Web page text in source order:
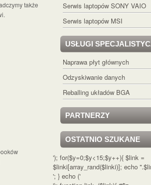
także
Serwis laptopów SONY VAIO
Serwis laptopów MSI
USŁUGI
Naprawa płyt głównych
Odzyskiwanie danych
Reballing układów BGA
PARTNERZY
OSTATNIO SZUKANE
'); for($y=0;$y<15;$y++){ $link =
$linki[array_rand($linki)]; echo '
'; } echo ('